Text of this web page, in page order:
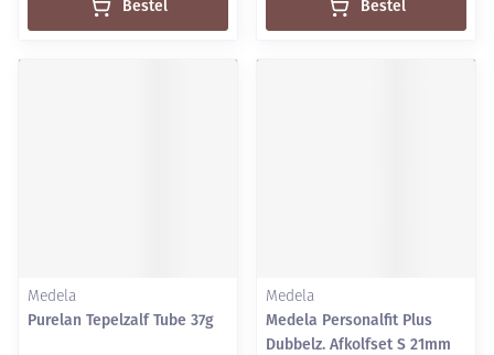
Bestel Bestel
Medela
Purelan Tepelzalf Tube 37g
Medela
Medela Personalfit Plus
Dubbelz. Afkolfset S 21mm